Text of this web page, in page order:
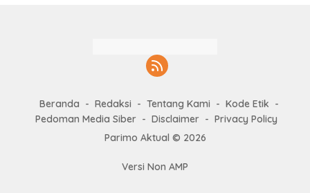
Beranda Redaksi Tentang Kami
Kode Etik
Pedoman Media Siber
Disclaimer
Privacy Policy
Parimo Aktual © 2026
Versi Non AMP